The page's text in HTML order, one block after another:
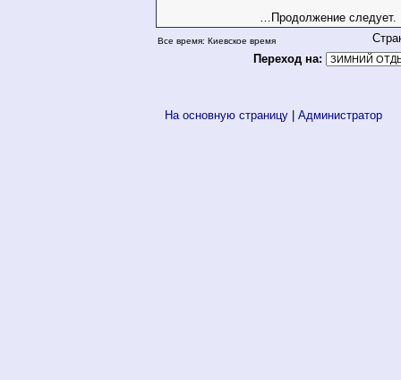
…Продолжение следует.
Все время: Киевское время
Переход на:
На основную страницу Администратор